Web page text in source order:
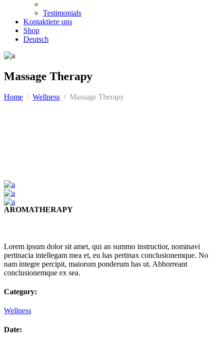
Testimonials
Kontaktiere uns
Shop
Deutsch
Massage Therapy
Home / Wellness / Massage Therapy
AROMATHERAPY
Lorem ipsum dolor sit amet, qui an summo instructior, nominavi
pertinacia intellegam mea et, eu has pertinax conclusionemque. No
nam integre percipit, maiorum ponderum has ut. Abhorreant
conclusionemque ex sea.
Category:
Wellness
Date: